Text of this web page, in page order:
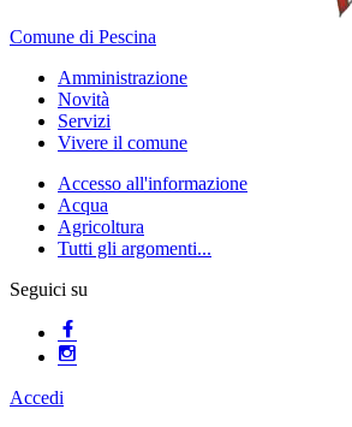
Comune di Pescina
Amministrazione
Novità
Servizi
Vivere il comune
Accesso all'informazione
Acqua
Agricoltura
Tutti gli argomenti...
Seguici su
Accedi